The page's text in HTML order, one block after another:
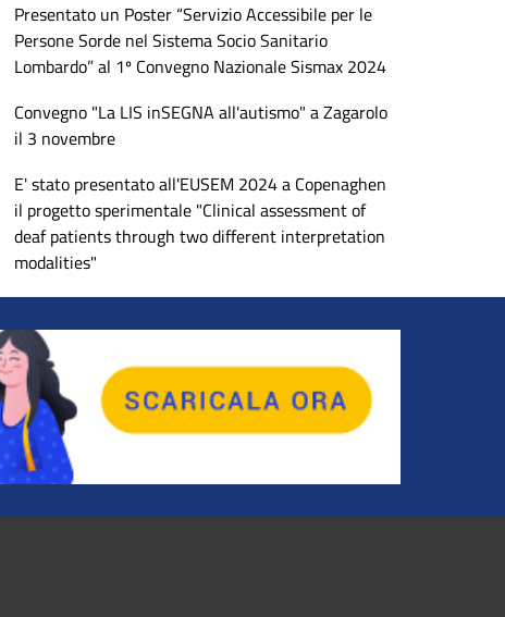
Presentato un Poster “Servizio Accessibile per le
Persone Sorde nel Sistema Socio Sanitario
Lombardo” al 1º Convegno Nazionale Sismax 2024
Convegno "La LIS inSEGNA all'autismo" a Zagarolo
il 3 novembre
E' stato presentato all'EUSEM 2024 a Copenaghen
il progetto sperimentale "Clinical assessment of
deaf patients through two different interpretation
modalities"